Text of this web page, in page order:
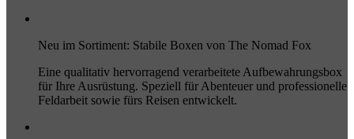
Neu im Sortiment: Stabile Boxen von The Nomad Fox
Eine qualitativ hervorragend verarbeitete Aufbewahrungsbox
für Ihre Ausrüstung. Speziell für Abenteuer und professionelle
Feldarbeit sowie fürs Reisen entwickelt.